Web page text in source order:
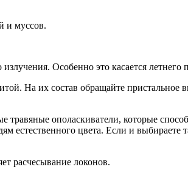
и муссов.
Особенно это касается летнего
На их состав обращайте
ополаскиватели, которые
естественного цвета. Если и выбираете
расчесывание локонов.